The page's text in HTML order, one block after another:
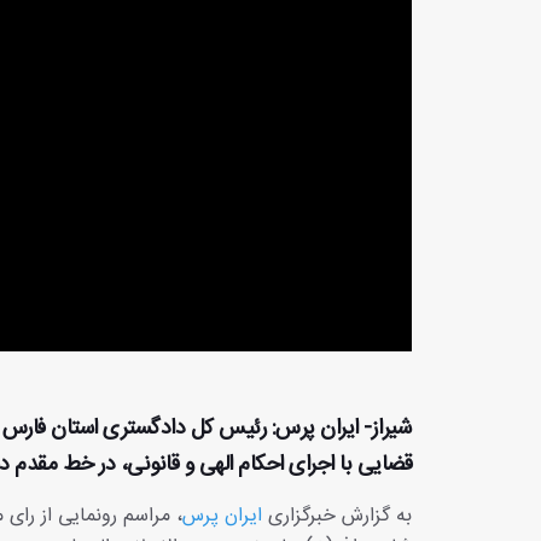
شیراز- ایران پرس: رئیس کل دادگستری استان فارس
قضایی با اجرای احکام الهی و قانونی، در خط
به گزارش خبرگزاری ایران پرس، مراسم رونمایی از